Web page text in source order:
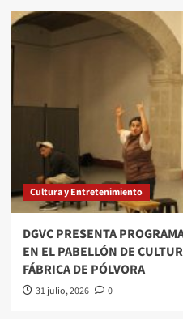
Cultura y Entretenimiento
DGVC PRESENTA
EN EL PABELLÓN DE
FÁBRICA DE PÓLVORA
31 julio, 2026 0